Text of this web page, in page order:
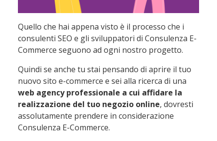
Quello che hai appena visto è il processo che i
consulenti SEO e gli sviluppatori di Consulenza E-
Commerce seguono ad ogni nostro progetto.
Quindi se anche tu stai pensando di aprire il tuo
nuovo sito e-commerce e sei alla ricerca di una
web agency professionale a cui affidare la
realizzazione del tuo negozio online, dovresti
assolutamente prendere in considerazione
Consulenza E-Commerce.